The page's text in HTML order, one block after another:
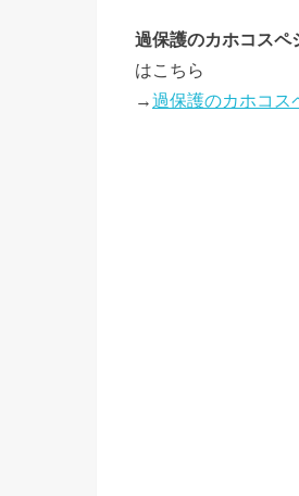
過保護のカホコスペ
はこちら
→過保護のカホコス